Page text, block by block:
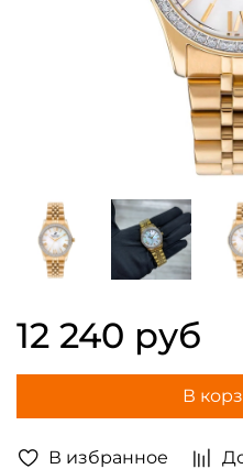
В избранное
12 240 руб
В